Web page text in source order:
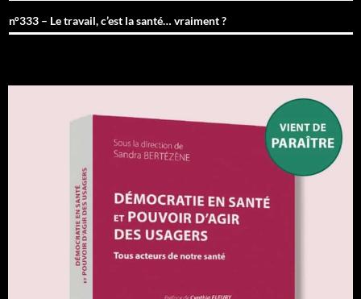
n°333 – Le travail, c’est la santé… vraiment ?